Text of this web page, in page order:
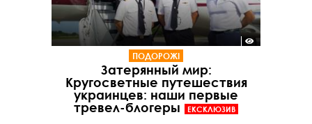
ПОДОРОЖІ
Затерянный мир:
Кругосветные путешествия
украинцев: наши первые
тревел-блогеры
ЕКСКЛЮЗИВ